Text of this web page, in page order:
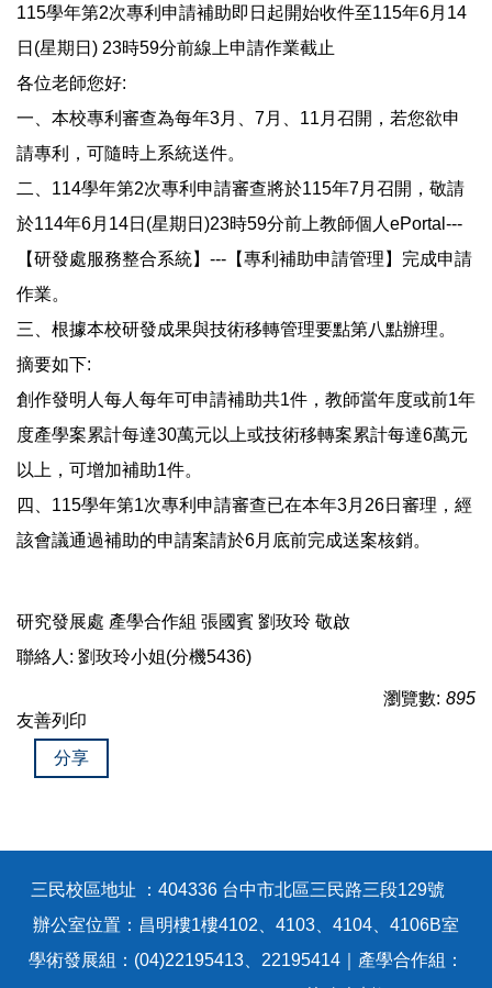
研發成果展示
技轉公告
研發成果管理運用之利益衝突迴避及資訊揭露情
形公告
115學年第2次專利申請補助即日起開始收件至115年6月14
日(星期日) 23時59分前線上申請作業截止
各位老師您好:
一、本校專利審查為每年3月、7月、11月召開，若您欲申
請專利，可隨時上系統送件。
二、114學年第2次專利申請審查將於115年7月召開，敬請
於114年6月14日(星期日)23時59分前上教師個人ePortal---
【研發處服務整合系統】---【專利補助申請管理】完成申請
作業。
三、根據本校研發成果與技術移轉管理要點第八點辦理。
摘要如下:
創作發明人每人每年可申請補助共1件，教師當年度或前1年
度產學案累計每達30萬元以上或技術移轉案累計每達6萬元
以上，可增加補助1件。
四、115學年第1次專利申請審查已在本年3月26日審理，經
該會議通過補助的申請案請於6月底前完成送案核銷。
研究發展處 產學合作組 張國賓 劉玫玲 敬啟
聯絡人: 劉玫玲小姐(分機5436)
瀏覽數: 895
友善列印
分享
三民校區地址 ：404336 台中市北區三民路三段129號
辦公室位置：昌明樓1樓4102、4103、4104、4106B室
學術發展組：(04)22195413、22195414｜產學合作組：